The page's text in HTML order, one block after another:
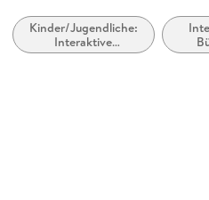
Illustrationen
Thomas Hussung, Schuft
Kinder/Jugendliche:
Interaktive
Abenteuergeschichten